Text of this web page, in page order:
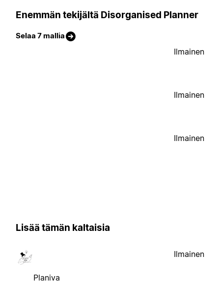
Enemmän tekijältä Disorganised Planner
Selaa 7 mallia
Ilmainen
Ilmainen
Ilmainen
Lisää tämän kaltaisia
Planiva
Ilmainen